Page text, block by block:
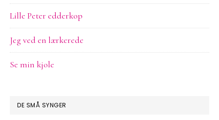
Lille Peter edderkop
Jeg ved en lærkerede
Se min kjole
DE SMÅ SYNGER